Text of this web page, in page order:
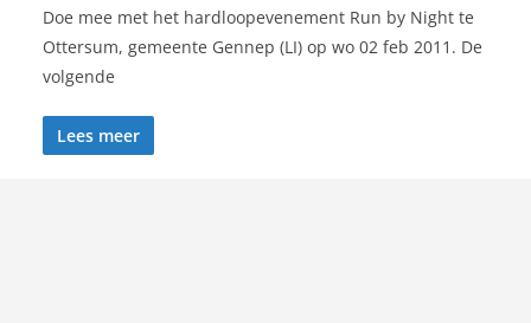
Doe mee met het hardloopevenement Run by Night te
Ottersum, gemeente Gennep (LI) op wo 02 feb 2011. De
volgende
Lees meer